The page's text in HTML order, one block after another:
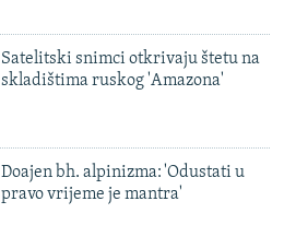
Satelitski snimci otkrivaju štetu na
skladištima ruskog 'Amazona'
Doajen bh. alpinizma: 'Odustati u
pravo vrijeme je mantra'